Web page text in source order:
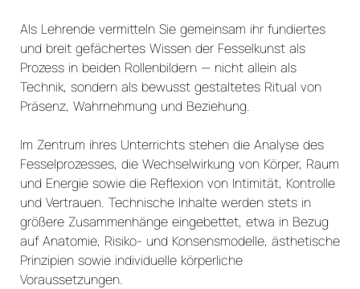
Als Lehrende vermitteln Sie gemeinsam ihr fundiertes
und breit gefächertes Wissen der Fesselkunst als
Prozess in beiden Rollenbildern — nicht allein als
Technik, sondern als bewusst gestaltetes Ritual von
Präsenz, Wahrnehmung und Beziehung.
Im Zentrum ihres Unterrichts stehen die Analyse des
Fesselprozesses, die Wechselwirkung von Körper, Raum
und Energie sowie die Reflexion von Intimität, Kontrolle
und Vertrauen. Technische Inhalte werden stets in
größere Zusammenhänge eingebettet, etwa in Bezug
auf Anatomie, Risiko- und Konsensmodelle, ästhetische
Prinzipien sowie individuelle körperliche
Voraussetzungen.